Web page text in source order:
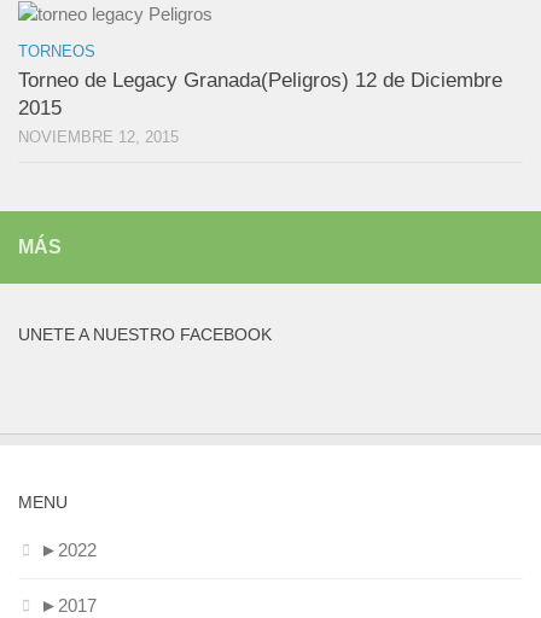
TORNEOS
Torneo de Legacy Granada(Peligros) 12 de Diciembre
2015
NOVIEMBRE 12, 2015
MÁS
UNETE A NUESTRO FACEBOOK
MENU
► 2022
► 2017